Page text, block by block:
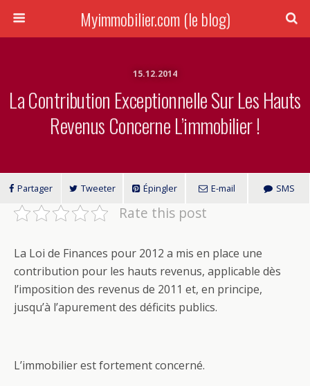
Myimmobilier.com (le blog)
15.12.2014
La Contribution Exceptionnelle Sur Les Hauts
Revenus Concerne L’immobilier !
Partager Tweeter Épingler E-mail SMS
Rate this post
La Loi de Finances pour 2012 a mis en place une
contribution pour les hauts revenus, applicable dès
l’imposition des revenus de 2011 et, en principe,
jusqu’à l’apurement des déficits publics.
L’immobilier est fortement concerné.